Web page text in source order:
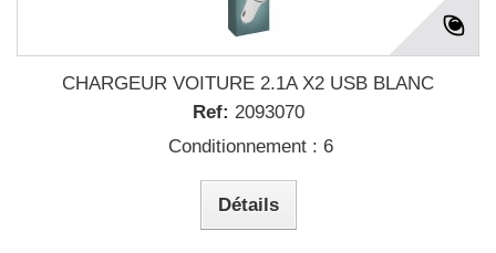
CHARGEUR VOITURE 2.1A X2 USB BLANC
Ref: 2093070
Conditionnement : 6
Détails